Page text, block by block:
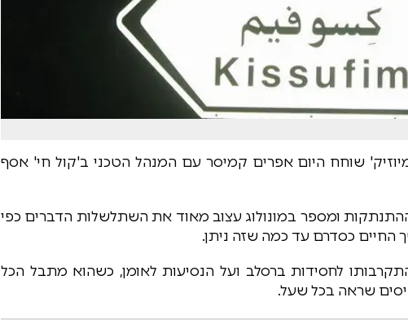
שוחח היום אפרים קמיסר עם המנהל הטכני ב'קול חי' אסף
ההתנתקות ומספר במונולוג עצוב מאוד את השתלשלות הדברים כפי
כסדרם עד כמה שזה ניתן.
לחסידות ברסלב ועל הנסיעות לאומן, כשהוא מתבל הכל
שראה בכל שעל.